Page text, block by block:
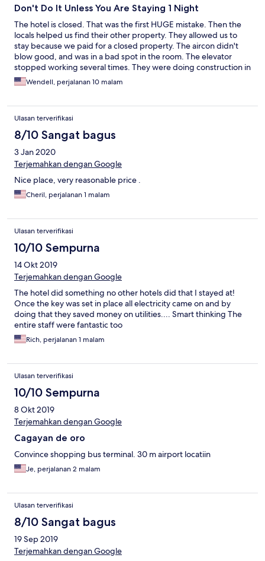
Don't Do It Unless You Are Staying 1 Night
The hotel is closed. That was the first HUGE mistake. Then the
locals helped us find their other property. They allowed us to
stay because we paid for a closed property. The aircon didn't
blow good, and was in a bad spot in the room. The elevator
stopped working several times. They were doing construction in
the rooms and started at 6am on some days.
Wendell, perjalanan 10 malam
Ulasan terverifikasi
8/10 Sangat bagus
3 Jan 2020
Terjemahkan dengan Google
Nice place, very reasonable price .
Cheril, perjalanan 1 malam
Ulasan terverifikasi
10/10 Sempurna
14 Okt 2019
Terjemahkan dengan Google
The hotel did something no other hotels did that I stayed at!
Once the key was set in place all electricity came on and by
doing that they saved money on utilities.... Smart thinking The
entire staff were fantastic too
Rich, perjalanan 1 malam
Ulasan terverifikasi
10/10 Sempurna
8 Okt 2019
Terjemahkan dengan Google
Cagayan de oro
Convince shopping bus terminal. 30 m airport locatiin
Je, perjalanan 2 malam
Ulasan terverifikasi
8/10 Sangat bagus
19 Sep 2019
Terjemahkan dengan Google